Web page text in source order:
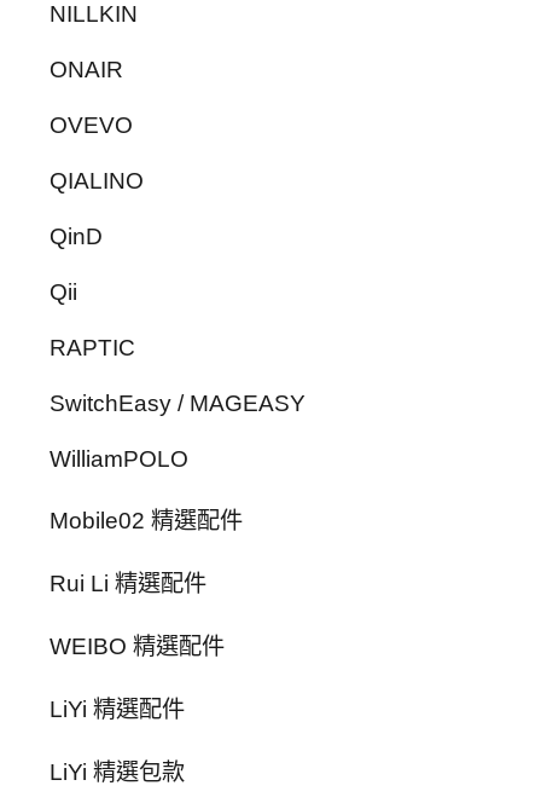
NILLKIN
ONAIR
OVEVO
QIALINO
QinD
Qii
RAPTIC
SwitchEasy / MAGEASY
WilliamPOLO
Mobile02 精選配件
Rui Li 精選配件
WEIBO 精選配件
LiYi 精選配件
LiYi 精選包款